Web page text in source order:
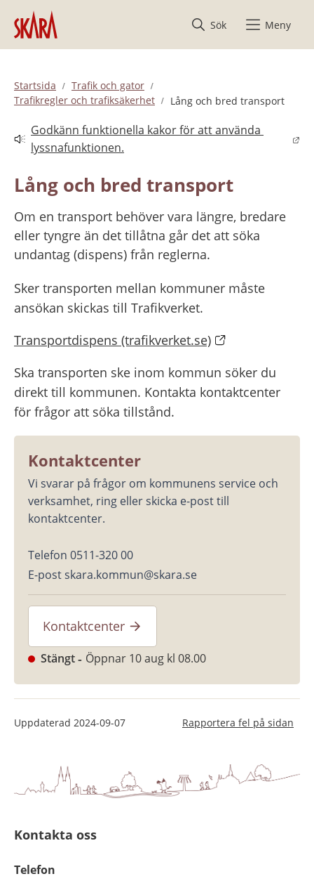
Hoppa till innehåll
Sök
Meny
Startsida
Trafik och gator
Trafikregler och trafiksäkerhet
Lång och bred transport
Godkänn funktionella kakor för att använda
lyssnafunktionen.
Länk till annan webbplats.
Lång och bred transport
Om en transport behöver vara längre, bredare
eller tyngre än det tillåtna går det att söka
undantag (dispens) från reglerna.
Sker transporten mellan kommuner måste
ansökan skickas till Trafikverket.
Transportdispens (trafikverket.se)
Ska transporten ske inom kommun söker du
direkt till kommunen. Kontakta kontaktcenter
för frågor att söka tillstånd.
Kontaktcenter
Vi svarar på frågor om kommunens service och
verksamhet, ring eller skicka e-post till
kontaktcenter.
Telefon 0511-320 00
E-post skara.kommun@skara.se
Kontaktcenter
Stängt Öppnar 10 aug kl 08.00
Uppdaterad 2024-09-07 Rapportera fel på sidan
Kontakta oss
Telefon